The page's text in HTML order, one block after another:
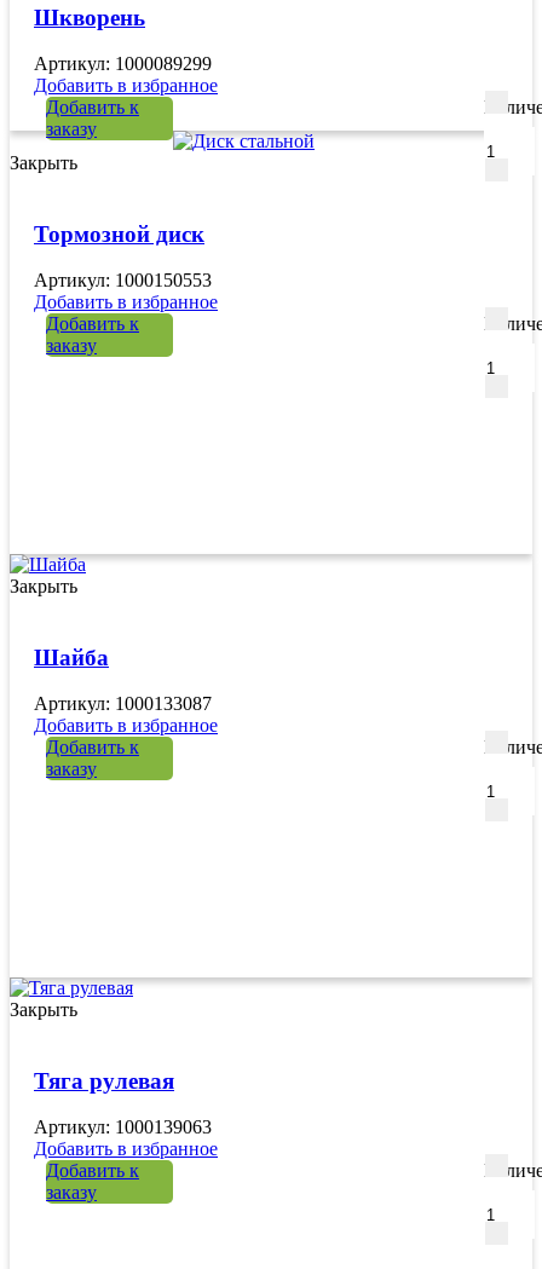
Шкворень
Артикул: 1000089299
Добавить в избранное
Добавить к
заказу
Закрыть
Тормозной диск
Артикул: 1000150553
Добавить в избранное
Добавить к
заказу
Закрыть
Шайба
Артикул: 1000133087
Добавить в избранное
Добавить к
заказу
Закрыть
Тяга рулевая
Артикул: 1000139063
Добавить в избранное
Добавить к
заказу